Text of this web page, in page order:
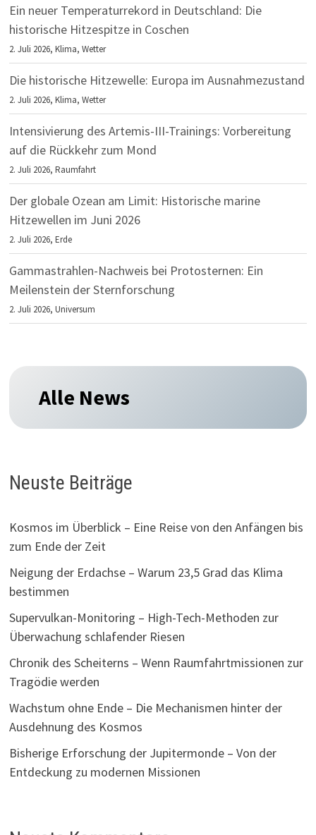
Ein neuer Temperaturrekord in Deutschland: Die
historische Hitzespitze in Coschen
2. Juli 2026,Klima,Wetter
Die historische Hitzewelle: Europa im Ausnahmezustand
2. Juli 2026,Klima,Wetter
Intensivierung des Artemis-III-Trainings: Vorbereitung
auf die Rückkehr zum Mond
2. Juli 2026,Raumfahrt
Der globale Ozean am Limit: Historische marine
Hitzewellen im Juni 2026
2. Juli 2026,Erde
Gammastrahlen-Nachweis bei Protosternen: Ein
Meilenstein der Sternforschung
2. Juli 2026,Universum
Alle News
Neuste Beiträge
Kosmos im Überblick – Eine Reise von den Anfängen bis
zum Ende der Zeit
Neigung der Erdachse – Warum 23,5 Grad das Klima
bestimmen
Supervulkan-Monitoring – High-Tech-Methoden zur
Überwachung schlafender Riesen
Chronik des Scheiterns – Wenn Raumfahrtmissionen zur
Tragödie werden
Wachstum ohne Ende – Die Mechanismen hinter der
Ausdehnung des Kosmos
Bisherige Erforschung der Jupitermonde – Von der
Entdeckung zu modernen Missionen